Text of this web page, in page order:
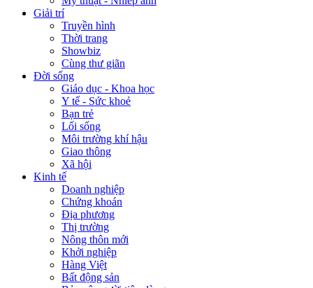
Giải trí
Truyền hình
Thời trang
Showbiz
Cùng thư giãn
Đời sống
Giáo dục - Khoa học
Y tế - Sức khoẻ
Bạn trẻ
Lối sống
Môi trường khí hậu
Giao thông
Xã hội
Kinh tế
Doanh nghiệp
Chứng khoán
Địa phương
Thị trường
Nông thôn mới
Khởi nghiệp
Hàng Việt
Bất động sản